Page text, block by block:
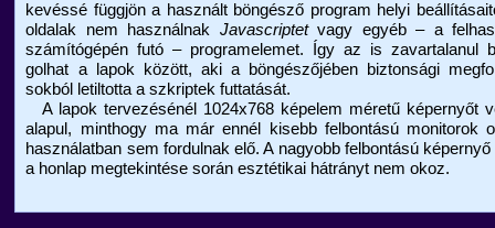
kevéssé függjön a használt böngésző program helyi
oldalak nem használnak Javascriptetvagy egyéb – a
számítógépén futó – programelemet. Így az is zavartalanul
golhat a lapok között, aki a böngészőjében biztonsági
sokból letiltotta a szkriptek futtatását.
A lapok tervezésénél 1024x768 képelem méretű képernyőt
alapul, minthogy ma már ennél kisebb felbontású monitorok
használatban sem fordulnak elő. A nagyobb felbontású képernyő
a honlap megtekintése során esztétikai hátrányt nem okoz.